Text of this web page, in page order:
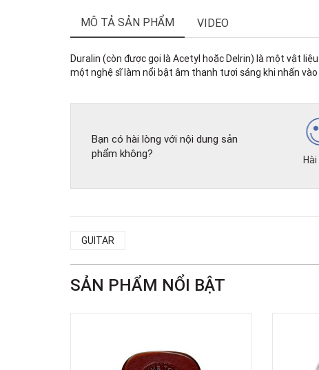
MÔ TẢ SẢN PHẨM VIDEO
Duralin (còn được gọi là Acetyl hoặc Delrin) là một vật
một nghệ sĩ làm nổi bật âm thanh tươi sáng khi nhấn
Bạn có hài lòng với nội dung sản
phẩm không?
GUITAR
SẢN PHẨM NỔI BẬT